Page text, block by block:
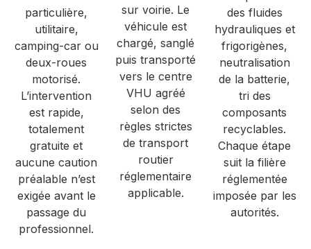
particulière,
utilitaire,
camping-car ou
deux-roues
motorisé.
L’intervention
est rapide,
totalement
gratuite et
aucune caution
préalable n’est
exigée avant le
passage du
professionnel.
sur voirie. Le
véhicule est
chargé, sanglé
puis transporté
vers le centre
VHU agréé
selon des
règles strictes
de transport
routier
réglementaire
applicable.
des fluides
hydrauliques et
frigorigènes,
neutralisation
de la batterie,
tri des
composants
recyclables.
Chaque étape
suit la filière
réglementée
imposée par les
autorités.